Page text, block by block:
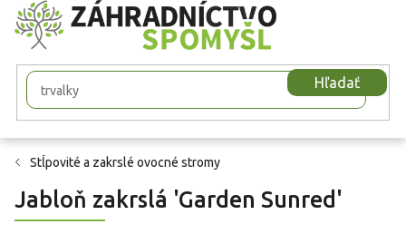
Prejsť
na
obsah
Hľadať
Stĺpovité a zakrslé ovocné stromy
Jabloň zakrslá 'Garden Sunred'